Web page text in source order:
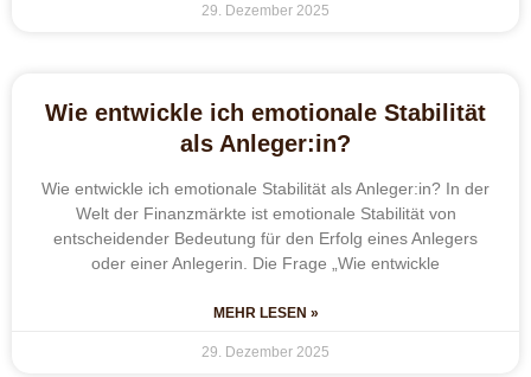
29. Dezember 2025
Wie entwickle ich emotionale Stabilität
als Anleger:in?
Wie entwickle ich emotionale Stabilität als Anleger:in? In der
Welt der Finanzmärkte ist emotionale Stabilität von
entscheidender Bedeutung für den Erfolg eines Anlegers
oder einer Anlegerin. Die Frage „Wie entwickle
MEHR LESEN »
29. Dezember 2025